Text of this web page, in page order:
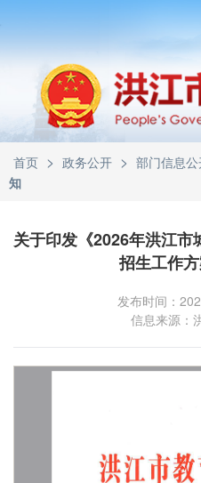
首页 > 政务公开 > 部门信息
知
关于印发《2026年洪江
招生工作
发布时间：
信息来源：